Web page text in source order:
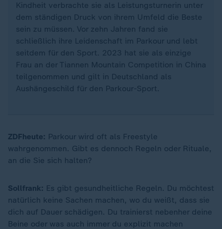
Kindheit verbrachte sie als Leistungsturnerin unter
dem ständigen Druck von ihrem Umfeld die Beste
sein zu müssen. Vor zehn Jahren fand sie
schließlich ihre Leidenschaft im Parkour und lebt
seitdem für den Sport. 2023 hat sie als einzige
Frau an der Tiannen Mountain Competition in China
teilgenommen und gilt in Deutschland als
Aushängeschild für den Parkour-Sport.
ZDFheute: Parkour wird oft als Freestyle
wahrgenommen. Gibt es dennoch Regeln oder Rituale,
an die Sie sich halten?
Sollfrank: Es gibt gesundheitliche Regeln. Du möchtest
natürlich keine Sachen machen, wo du weißt, dass sie
dich auf Dauer schädigen. Du trainierst nebenher deine
Beine oder was auch immer du explizit machen